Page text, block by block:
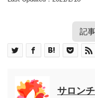
記
目次
エヌドット【N．】
スタイリングの人気商
N. カラーサロン